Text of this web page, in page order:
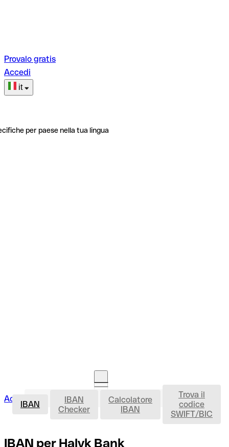
Provalo gratis
Accedi
it
per paese nella tua lingua
Accedi Avvia la procedura IBAN
IBAN
IBAN
Checker
Calcolatore
IBAN
Trova il
codice
SWIFT/BIC
IBAN per Halyk Bank